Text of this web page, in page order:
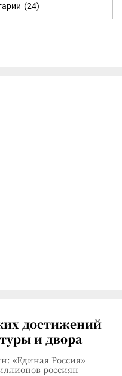
(24)
достижений
и двора
«Единая Россия»
россиян